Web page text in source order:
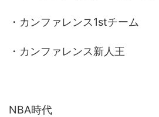
・カンファレンス1stチーム
・カンファレンス新人王
NBA時代